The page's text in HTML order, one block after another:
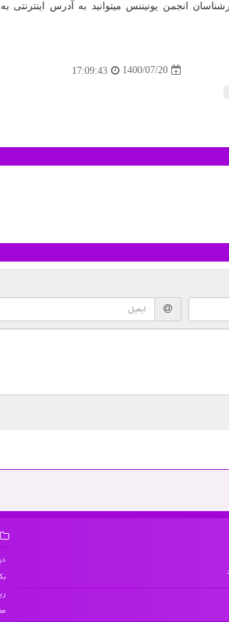
انجمن یونیننس میتوانید به آدرس اینترنتی
1400/07/20
17:09:43